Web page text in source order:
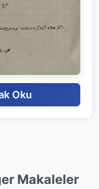
Oku
Makaleler